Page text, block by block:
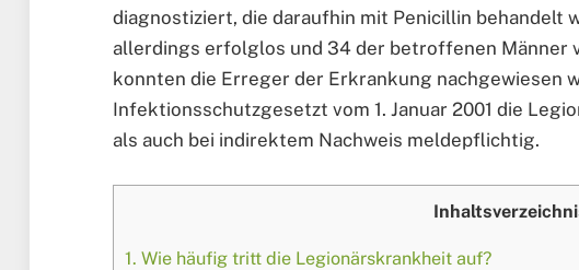
diagnostiziert, die daraufhin mit Penicillin behandelt
allerdings erfolglos und 34 der betroffenen Männer
konnten die Erreger der Erkrankung nachgewiesen
Infektionsschutzgesetzt vom 1. Januar 2001 die
als auch bei indirektem Nachweis meldepflichtig.
1. Wie häufig tritt die Legionärskrankheit auf?